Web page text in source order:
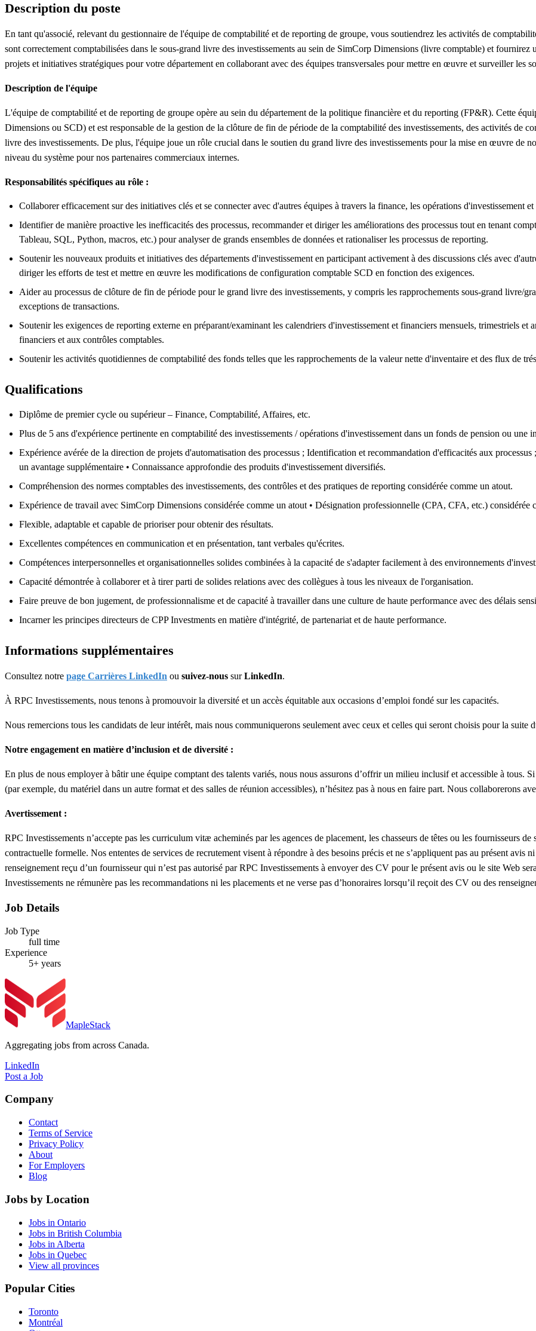
Description du poste
En tant qu'associé, relevant du gestionnaire de l'équipe de comptabilité et de reporting de groupe, vous soutiendrez les activités de
sont correctement comptabilisées dans le sous-grand livre des investissements au sein de SimCorp Dimensions (livre comptable) et
projets et initiatives stratégiques pour votre département en collaborant avec des équipes transversales pour mettre en œuvre et surveiller les
Description de l'équipe
L'équipe de comptabilité et de reporting de groupe opère au sein du département de la politique financière et du reporting (FP&R). Cette
Dimensions ou SCD) et est responsable de la gestion de la clôture de fin de période de la comptabilité des investissements, des activités de
livre des investissements. De plus, l'équipe joue un rôle crucial dans le soutien du grand livre des investissements pour la mise en œuvre de
niveau du système pour nos partenaires commerciaux internes.
Responsabilités spécifiques au rôle :
Collaborer efficacement sur des initiatives clés et se connecter avec d'autres équipes à travers la finance, les opérations d'investissement
Identifier de manière proactive les inefficacités des processus, recommander et diriger les améliorations des processus tout en tenant
Tableau, SQL, Python, macros, etc.) pour analyser de grands ensembles de données et rationaliser les processus de reporting.
Soutenir les nouveaux produits et initiatives des départements d'investissement en participant activement à des discussions clés avec
diriger les efforts de test et mettre en œuvre les modifications de configuration comptable SCD en fonction des exigences.
Aider au processus de clôture de fin de période pour le grand livre des investissements, y compris les rapprochements sous-grand livre/
exceptions de transactions.
Soutenir les exigences de reporting externe en préparant/examinant les calendriers d'investissement et financiers mensuels, trimestriels et
financiers et aux contrôles comptables.
Soutenir les activités quotidiennes de comptabilité des fonds telles que les rapprochements de la valeur nette d'inventaire et des flux de
Qualifications
Diplôme de premier cycle ou supérieur – Finance, Comptabilité, Affaires, etc.
Plus de 5 ans d'expérience pertinente en comptabilité des investissements / opérations d'investissement dans un fonds de pension ou une
Expérience avérée de la direction de projets d'automatisation des processus ; Identification et recommandation d'efficacités aux
un avantage supplémentaire • Connaissance approfondie des produits d'investissement diversifiés.
Compréhension des normes comptables des investissements, des contrôles et des pratiques de reporting considérée comme un atout.
Expérience de travail avec SimCorp Dimensions considérée comme un atout • Désignation professionnelle (CPA, CFA, etc.) considérée
Flexible, adaptable et capable de prioriser pour obtenir des résultats.
Excellentes compétences en communication et en présentation, tant verbales qu'écrites.
Compétences interpersonnelles et organisationnelles solides combinées à la capacité de s'adapter facilement à des environnements
Capacité démontrée à collaborer et à tirer parti de solides relations avec des collègues à tous les niveaux de l'organisation.
Faire preuve de bon jugement, de professionnalisme et de capacité à travailler dans une culture de haute performance avec des délais
Incarner les principes directeurs de CPP Investments en matière d'intégrité, de partenariat et de haute performance.
Informations supplémentaires
Consultez notre page Carrières LinkedIn ou suivez-nous surLinkedIn.
À RPC Investissements, nous tenons à promouvoir la diversité et un accès équitable aux occasions d’emploi fondé sur les capacités.
Nous remercions tous les candidats de leur intérêt, mais nous communiquerons seulement avec ceux et celles qui seront choisis pour la suite
Notre engagement en matière d’inclusion et de diversité :
En plus de nous employer à bâtir une équipe comptant des talents variés, nous nous assurons d’offrir un milieu inclusif et accessible à tous.
(par exemple, du matériel dans un autre format et des salles de réunion accessibles), n’hésitez pas à nous en faire part. Nous collaborerons
Avertissement :
RPC Investissements n’accepte pas les curriculum vitæ acheminés par les agences de placement, les chasseurs de têtes ou les fournisseurs
contractuelle formelle. Nos ententes de services de recrutement visent à répondre à des besoins précis et ne s’appliquent pas au présent
renseignement reçu d’un fournisseur qui n’est pas autorisé par RPC Investissements à envoyer des CV pour le présent avis ou le site Web
Investissements ne rémunère pas les recommandations ni les placements et ne verse pas d’honoraires lorsqu’il reçoit des CV ou des
Job Details
Job Type
full time
Experience
5+ years
MapleStack
Aggregating jobs from across Canada.
LinkedIn
Post a Job
Company
Contact
Terms of Service
Privacy Policy
About
For Employers
Blog
Jobs by Location
Jobs in Ontario
Jobs in British Columbia
Jobs in Alberta
Jobs in Quebec
View all provinces
Popular Cities
Toronto
Montréal